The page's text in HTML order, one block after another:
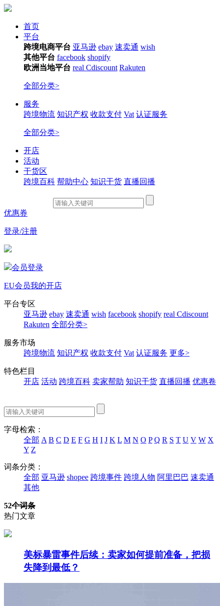
首页
平台
跨境电商平台 亚马逊 ebay 速卖通 wish
其他平台 facebook shopify
欧洲当地平台 real Cdiscount Rakuten
全部分类>
服务
跨境物流 知识产权 收款支付 Vat 认证服务
全部分类>
开店
活动
干货区
跨境百科 帮助中心 知识干货 直播回播
优惠券
登录/注册
会员登录
EU会员我的开店
平台专区
亚马逊 ebay 速卖通 wish facebook shopify real Cdiscount
Rakuten 全部分类>
服务市场
跨境物流 知识产权 收款支付 Vat 认证服务 更多>
特色栏目
开店 活动 跨境百科 卖家帮助 知识干货 直播回播 优惠卷
字母检索：
全部 A B C D E F G H I J K L M N O P Q R S T U V W X
Y Z
词条分类：
全部 亚马逊 shopee 跨境事件 跨境人物 阿里巴巴 速卖通
其他
52个词条
热门文章
美标暴雷事件后续：卖家如何提前准备，把损
失降到最低？